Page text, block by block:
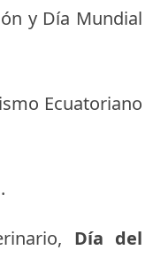
y Día Mundial
Ecuatoriano
Día del